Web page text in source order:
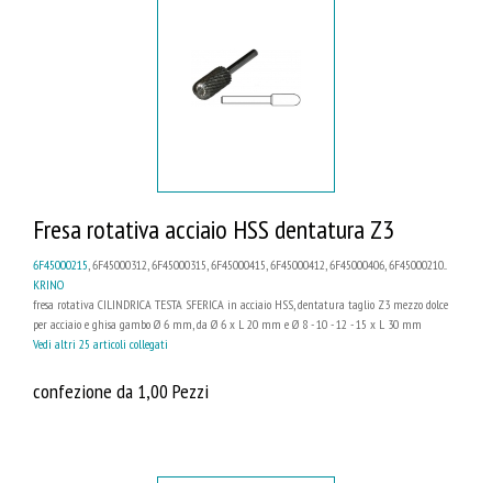
Fresa rotativa acciaio HSS dentatura Z3
6F45000215, 6F45000312, 6F45000315, 6F45000415, 6F45000412, 6F45000406, 6F45000210...
KRINO
fresa rotativa CILINDRICA TESTA SFERICA in acciaio HSS, dentatura taglio Z3 mezzo dolce
per acciaio e ghisa gambo Ø 6 mm, da Ø 6 x L 20 mm e Ø 8 - 10 - 12 - 15 x L 30 mm
Vedi altri 25 articoli collegati
confezione da 1,00 Pezzi